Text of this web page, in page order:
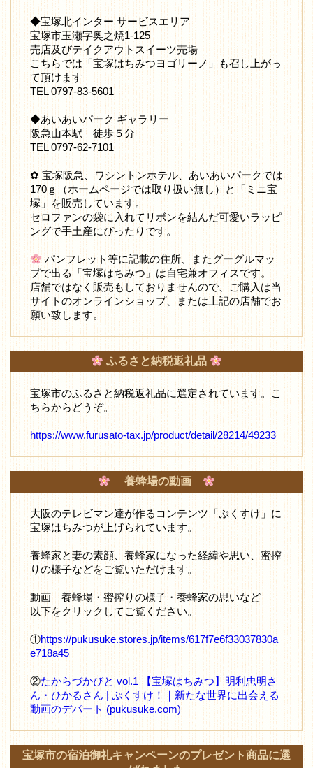
◆宝塚北インター サービスエリア
宝塚市玉瀬字奥之焼1-125
売店及びテイクアウトスイーツ売場
こちらでは「宝塚はちみつヨゴリーノ」も召し上がっ
て頂けます
TEL 0797-83-5601
◆あいあいパーク ギャラリー
阪急山本駅 徒歩５分
TEL 0797-62-7101
✿ 宝塚阪急、ワシントンホテル、あいあいパークでは
170ｇ（ホームページでは取り扱い無し）と「ミニ宝
塚」を販売しています。
セロファンの袋に入れてリボンを結んだ可愛いラッピ
ングで手土産にぴったりです。
パンフレット等に記載の住所、またグーグルマッ
プで出る「宝塚はちみつ」は自宅兼オフィスです。
店舗ではなく販売もしておりませんので、ご購入は当
サイトのオンラインショップ、または上記の店舗でお
願い致します。
ふるさと納税返礼品
宝塚市のふるさと納税返礼品に選定されています。こ
ちらからどうぞ。
https://www.furusato-tax.jp/product/detail/28214/49233
養蜂場の動画
大阪のテレビマン達が作るコンテンツ「ぷくすけ」に
宝塚はちみつが上げられています。
養蜂家と妻の素顔、養蜂家になった経緯や思い、蜜搾
りの様子などをご覧いただけます。
動画 養蜂場・蜜搾りの様子・養蜂家の思いなど
以下をクリックしてご覧ください。
①https://pukusuke.stores.jp/items/617f7e6f33037830a
e718a45
②たからづかびと vol.1 【宝塚はちみつ】明利忠明さ
ん・ひかるさん | ぷくすけ！｜新たな世界に出会える
動画のデパート (pukusuke.com)
宝塚市の宿泊御礼キャンペーンのプレゼント商品に選